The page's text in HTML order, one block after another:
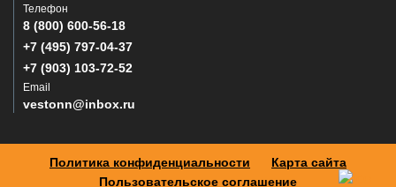
Телефон
8 (800) 600-56-18
+7 (495) 797-04-37
+7 (903) 103-72-52
Email
vestonn@inbox.ru
Политика конфиденциальности
Карта сайта
Пользовательское соглашение